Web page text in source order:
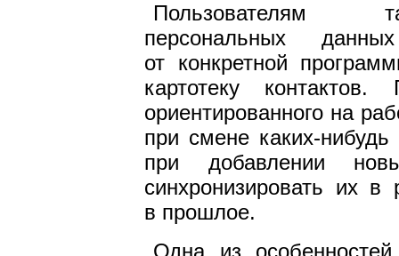
Пользователям
персональных
от конкретной
картотеку
ориентированного на
при смене каких-
при добавлении
синхронизировать их в
в прошлое.
Одна из